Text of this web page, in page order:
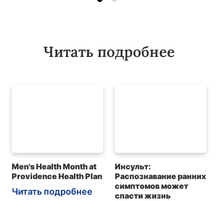
Читать подробнее
Men's Health Month at
Providence Health Plan
Читать подробнее
Инсульт:
Распознавание ранних
симптомов может
спасти жизнь